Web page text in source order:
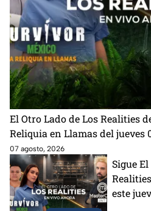
El Otro Lado de Los Realities
Reliquia en Llamas del jueves
07 agosto, 2026
Sigue
este